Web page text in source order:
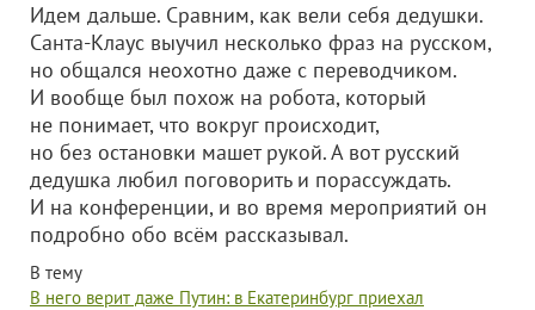
Идем дальше. Сравним, как вели себя дедушки.
Санта-Клаус выучил несколько фраз на русском,
но общался неохотно даже с переводчиком.
И вообще был похож на робота, который
не понимает, что вокруг происходит,
но без остановки машет рукой. А вот русский
дедушка любил поговорить и порассуждать.
И на конференции, и во время мероприятий он
подробно обо всём рассказывал.
В тему
В него верит даже Путин: в Екатеринбург приехал